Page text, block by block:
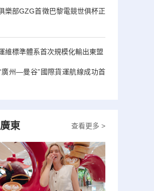
樂部GZG首徵巴黎電競世俱杯正
維標準體系首次規模化輸出東盟
廣州—曼谷”國際貨運航線成功首
查看更多 >
東